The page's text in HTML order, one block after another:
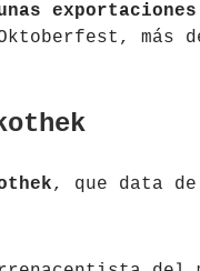
exportaciones
más
, que data